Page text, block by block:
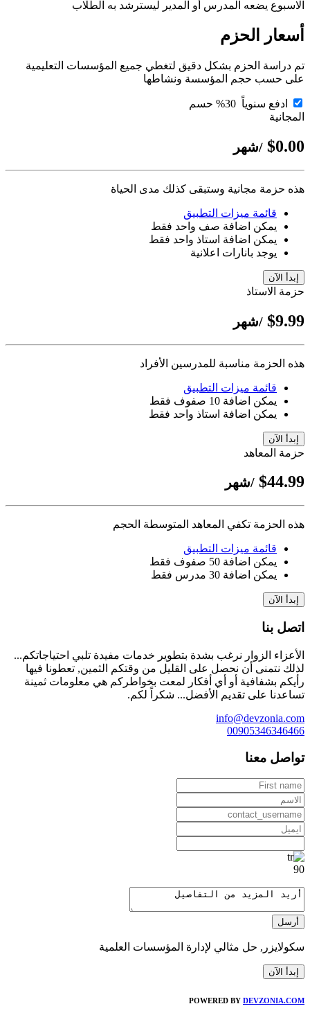
الاسبوع يضعه المدرس أو المدير ليسترشد به الطلاب
أسعار الحزم
تم دراسة الحزم بشكل دقيق لتغطي جميع المؤسسات التعليمية
على حسب حجم المؤسسة ونشاطها
ادفع سنوياً
المجانية
$0.00 /شهر
هذه حزمة مجانية وستبقى كذلك مدى الحياة
قائمة ميزات التطبيق
يمكن اضافة صف واحد فقط
يمكن اضافة استاذ واحد فقط
يوجد بانارات اعلانية
إبدأ الآن
حزمة الاستاذ
$9.99 /شهر
هذه الحزمة مناسبة للمدرسين الأفراد
قائمة ميزات التطبيق
يمكن اضافة 10 صفوف فقط
يمكن اضافة استاذ واحد فقط
إبدأ الآن
حزمة المعاهد
$44.99 /شهر
هذه الحزمة تكفي المعاهد المتوسطة الحجم
قائمة ميزات التطبيق
يمكن اضافة 50 صفوف فقط
يمكن اضافة 30 مدرس فقط
إبدأ الآن
اتصل بنا
الأعزاء الزوار نرغب بشدة بتطوير خدمات مفيدة تلبي احتياجاتكم...
لذلك نتمنى أن نحصل على القليل من وقتكم الثمين, تعطونا فيها
رأيكم بشفافية أو أي أفكار لمعت بخواطركم هي معلومات ثمينة
تساعدنا على تقديم الأفضل... شكراً لكم.
info@devzonia.com
00905346346466
تواصل معنا
90
أرسل
سكولايزر , حل مثالي لإدارة المؤسسات العلمية
إبدأ الآن
POWERED BY DEVZONIA.COM